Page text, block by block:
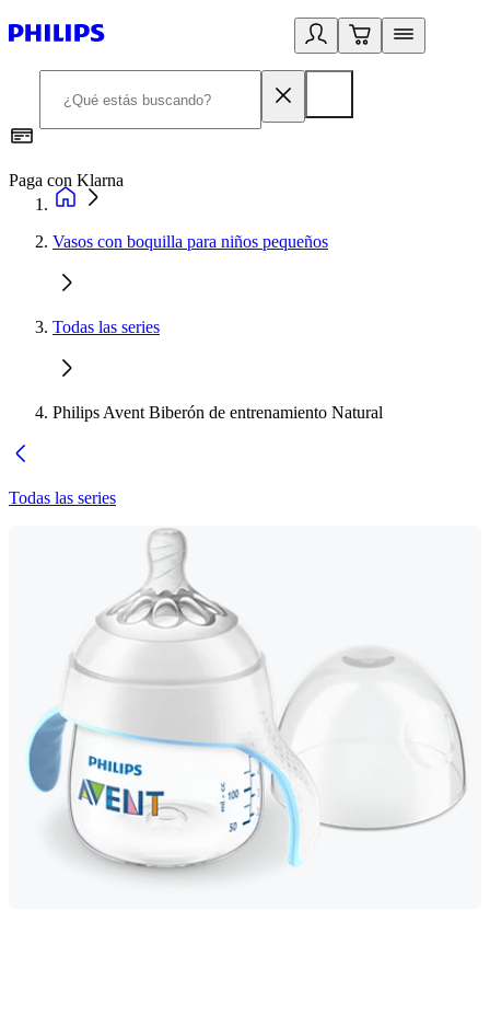
Paga con Klarna
Vasos con boquilla para niños pequeños
Todas las series
Philips Avent Biberón de entrenamiento Natural
Todas las series